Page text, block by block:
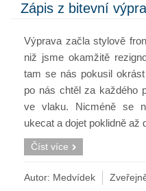
Zápis z bitevní
Výprava začla stylově
niž jsme okamžitě
tam se nás pokusil
po nás chtěl za každého
ve vlaku. Nicméně se
ukecat a dojet poklidně až
Číst více
Autor: Medvídek